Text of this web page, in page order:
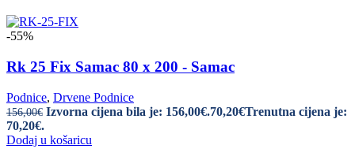
-55%
Rk 25 Fix Samac 80 x 200 - Samac
Podnice, Drvene Podnice
156,00€ Izvorna cijena bila je: 156,00€.70,20€Trenutna cijena je:
70,20€.
Dodaj u košaricu